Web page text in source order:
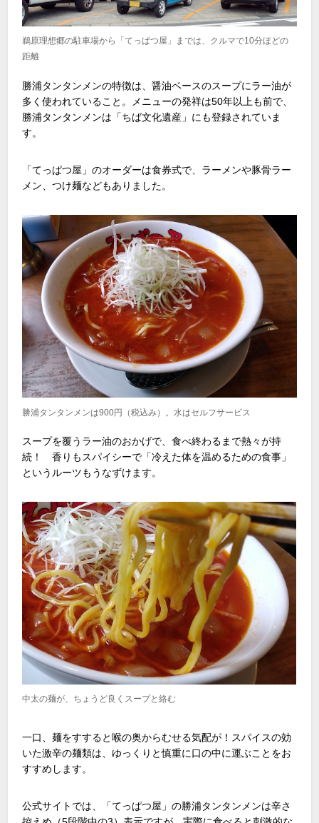
鵜原理想郷の駐車場から「てっぱつ屋」までは、クルマで10分ほどの
距離
勝浦タンタンメンの特徴は、醤油ベースのスープにラー油が
多く使われていること。メニューの発祥は50年以上も前で、
勝浦タンタンメンは「ちば文化遺産」にも登録されていま
す。
「てっぱつ屋」のオーダーは食券式で、ラーメンや豚骨ラー
メン、つけ麺などもありました。
勝浦タンタンメンは900円（税込み）。水はセルフサービス
スープを覆うラー油のおかげで、食べ終わるまで熱々が持
続！ 香りもスパイシーで「冷えた体を温めるための食事」
というルーツもうなずけます。
中太の麺が、ちょうど良くスープと絡む
一口、麺をすすると喉の奥からむせる気配が！スパイスの効
いた激辛の麺類は、ゆっくりと慎重に口の中に運ぶことをお
すすめします。
公式サイトでは、「てっぱつ屋」の勝浦タンタンメンは辛さ